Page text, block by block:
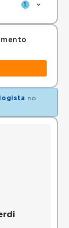
1
no